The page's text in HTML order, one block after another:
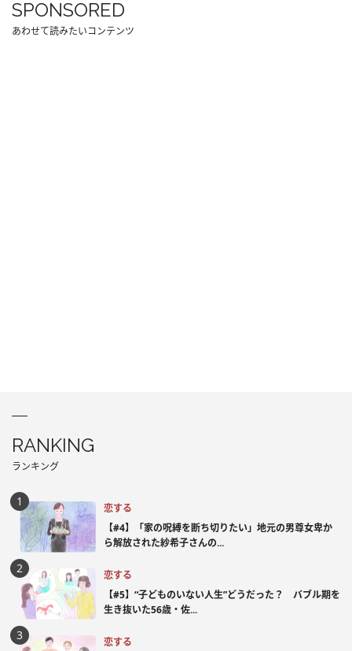
SPONSORED
あわせて読みたいコンテンツ
RANKING
ランキング
恋する
【#4】「家の呪縛を断ち切りたい」地元の男尊女卑か
ら解放された紗希子さんの...
恋する
【#5】“子どものいない人生”どうだった？ バブル期を
生き抜いた56歳・佐...
恋する